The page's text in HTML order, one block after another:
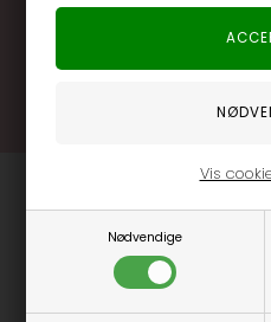
Nødvendige
Vis
Læs mere og bliv